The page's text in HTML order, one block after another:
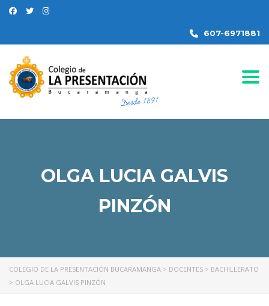
607-6971881
OLGA LUCIA GALVIS
PINZÓN
COLEGIO DE LA PRESENTACIÓN BUCARAMANGA > DOCENTES > BACHILLERATO
> OLGA LUCIA GALVIS PINZÓN